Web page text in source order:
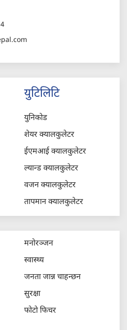
युटिलिटि
युनिकोड
शेयर क्यालकुलेटर
ईएमआई क्यालकुलेटर
ल्यान्ड क्यालकुलेटर
वजन क्यालकुलेटर
तापमान क्यालकुलेटर
मनोरञ्जन
स्वास्थ्य
जनता जान्न चाहन्छन
सुरक्षा
फोटो फिचर